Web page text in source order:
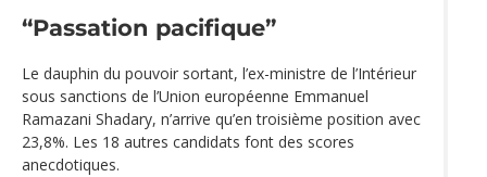
“Passation pacifique”
Le dauphin du pouvoir sortant, l’ex-ministre de l’Intérieur
sous sanctions de l’Union européenne Emmanuel
Ramazani Shadary, n’arrive qu’en troisième position avec
23,8%. Les 18 autres candidats font des scores
anecdotiques.